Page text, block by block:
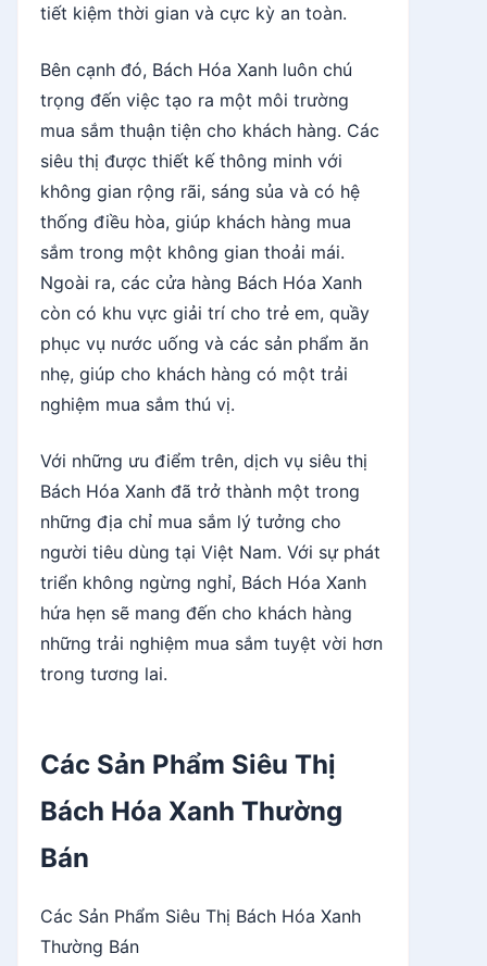
tiết kiệm thời gian và cực kỳ an toàn.
Bên cạnh đó, Bách Hóa Xanh luôn chú
trọng đến việc tạo ra một môi trường
mua sắm thuận tiện cho khách hàng. Các
siêu thị được thiết kế thông minh với
không gian rộng rãi, sáng sủa và có hệ
thống điều hòa, giúp khách hàng mua
sắm trong một không gian thoải mái.
Ngoài ra, các cửa hàng Bách Hóa Xanh
còn có khu vực giải trí cho trẻ em, quầy
phục vụ nước uống và các sản phẩm ăn
nhẹ, giúp cho khách hàng có một trải
nghiệm mua sắm thú vị.
Với những ưu điểm trên, dịch vụ siêu thị
Bách Hóa Xanh đã trở thành một trong
những địa chỉ mua sắm lý tưởng cho
người tiêu dùng tại Việt Nam. Với sự phát
triển không ngừng nghỉ, Bách Hóa Xanh
hứa hẹn sẽ mang đến cho khách hàng
những trải nghiệm mua sắm tuyệt vời hơn
trong tương lai.
Các Sản Phẩm Siêu Thị
Bách Hóa Xanh Thường
Bán
Các Sản Phẩm Siêu Thị Bách Hóa Xanh
Thường Bán